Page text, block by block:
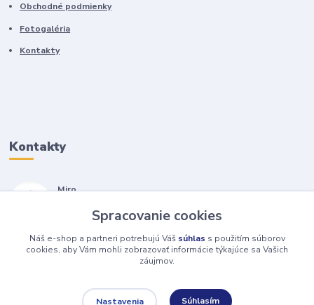
Obchodné podmienky
Fotogaléria
Kontakty
Kontakty
Miro
(Po-Pia, 7-17 hod.)
isopneumatiky@isopneumatiky.sk
Spracovanie cookies
Náš e-shop a partneri potrebujú Váš súhlas s použitím súborov
cookies, aby Vám mohli zobrazovať informácie týkajúce sa Vašich
záujmov.
Nastavenia Súhlasím